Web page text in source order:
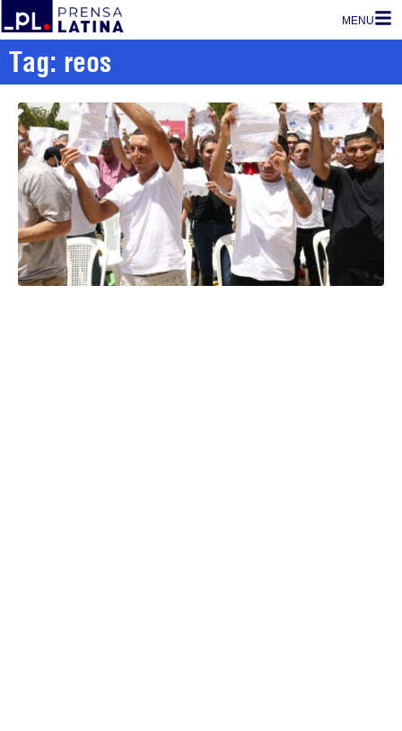
MENU
Tag: reos